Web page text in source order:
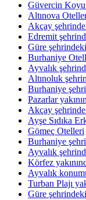
Güvercin Koyu
Altınova
Akçay
Edremit
Güre
Burhaniye
Ayvalık
Altınoluk
Burhaniye
Pazarlar
Akçay
Ayşe Sıdıka
Gömeç Otelleri
Burhaniye
Ayvalık
Körfez
Ayvalık
Turban Plajı
Güre